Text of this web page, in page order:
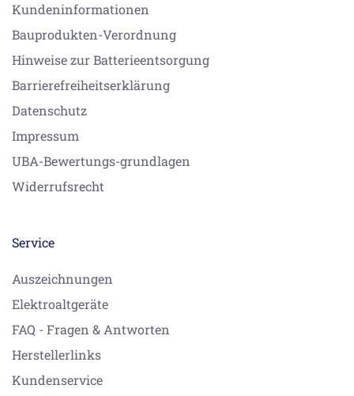
Kundeninformationen
Bauprodukten-Verordnung
Hinweise zur Batterieentsorgung
Barrierefreiheitserklärung
Datenschutz
Impressum
UBA-Bewertungs-grundlagen
Widerrufsrecht
Service
Auszeichnungen
Elektroaltgeräte
FAQ - Fragen & Antworten
Herstellerlinks
Kundenservice